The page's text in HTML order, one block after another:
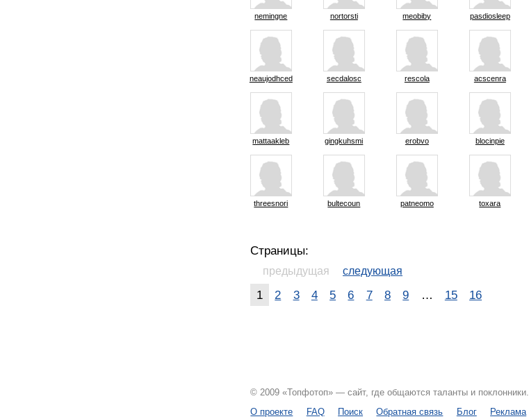
nemingne nortorsti meobiby pasdiosleep
neaujodhced secdalosc rescola acscenra
mattaakleb gingkuhsmi erobvo blocinpie
threesnori bultecoun patneomo toxara
Страницы:
предыдущая следующая
1 2 3 4 5 6 7 8 9 … 15 16
© 2009 «Топфотоп» — сайт, где общаются таланты и поклонники.
О проекте
FAQ Поиск Обратная связь Блог Реклама